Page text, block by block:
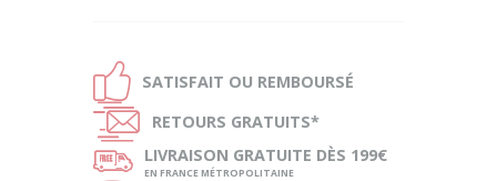
Ð SATISFAIT OU REMBOURSÉ
Ñ RETOURS GRATUITS*
ø LIVRAISON GRATUITE DÈS 199€
EN FRANCE MÉTROPOLITAINE